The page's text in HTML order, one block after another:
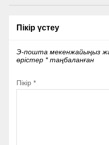
Пікір үстеу
Э-пошта мекенжайыңыз
өрістер *таңбаланған
Пікір *